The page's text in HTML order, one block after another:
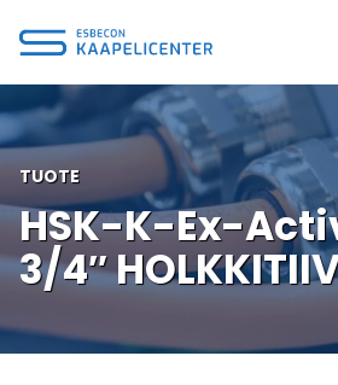
sisältöön
TUOTE
HSK-K-Ex-
3/4″